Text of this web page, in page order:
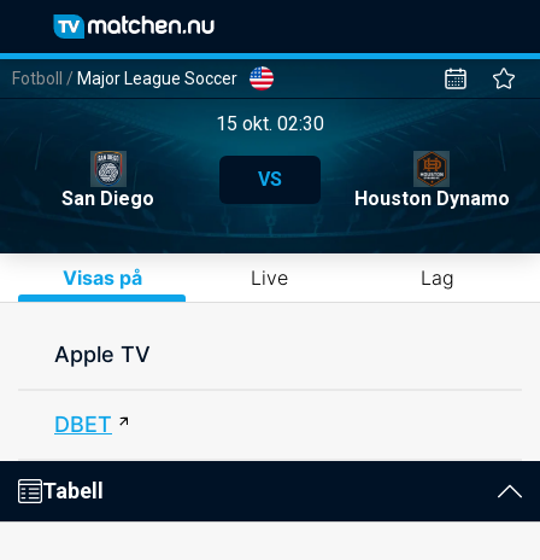
Fotboll / Major League Soccer
15 okt. 02:30
San Diego
VS
Houston Dynamo
Visas på Live Lag
Apple TV
DBET
Tabell